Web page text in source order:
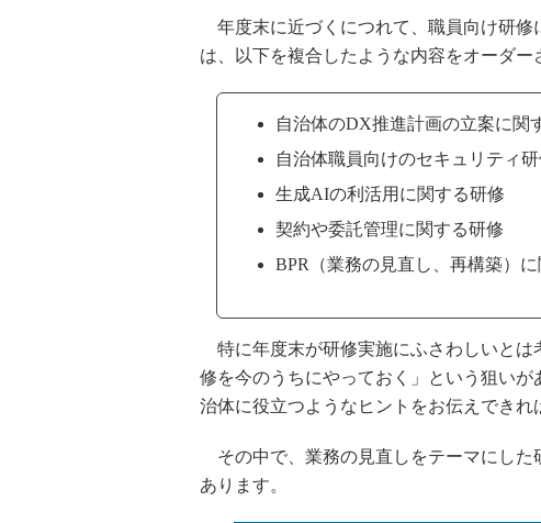
年度末に近づくにつれて、職員向け研修
は、以下を複合したような内容をオーダー
自治体のDX推進計画の立案に関
自治体職員向けのセキュリティ研
生成AIの利活用に関する研修
契約や委託管理に関する研修
BPR（業務の見直し、再構築）
特に年度末が研修実施にふさわしいとは
修を今のうちにやっておく」という狙い
治体に役立つようなヒントをお伝えできれ
その中で、業務の見直しをテーマにした
あります。